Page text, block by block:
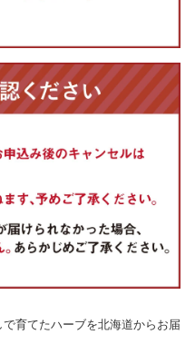
育てたハーブを北海道からお届